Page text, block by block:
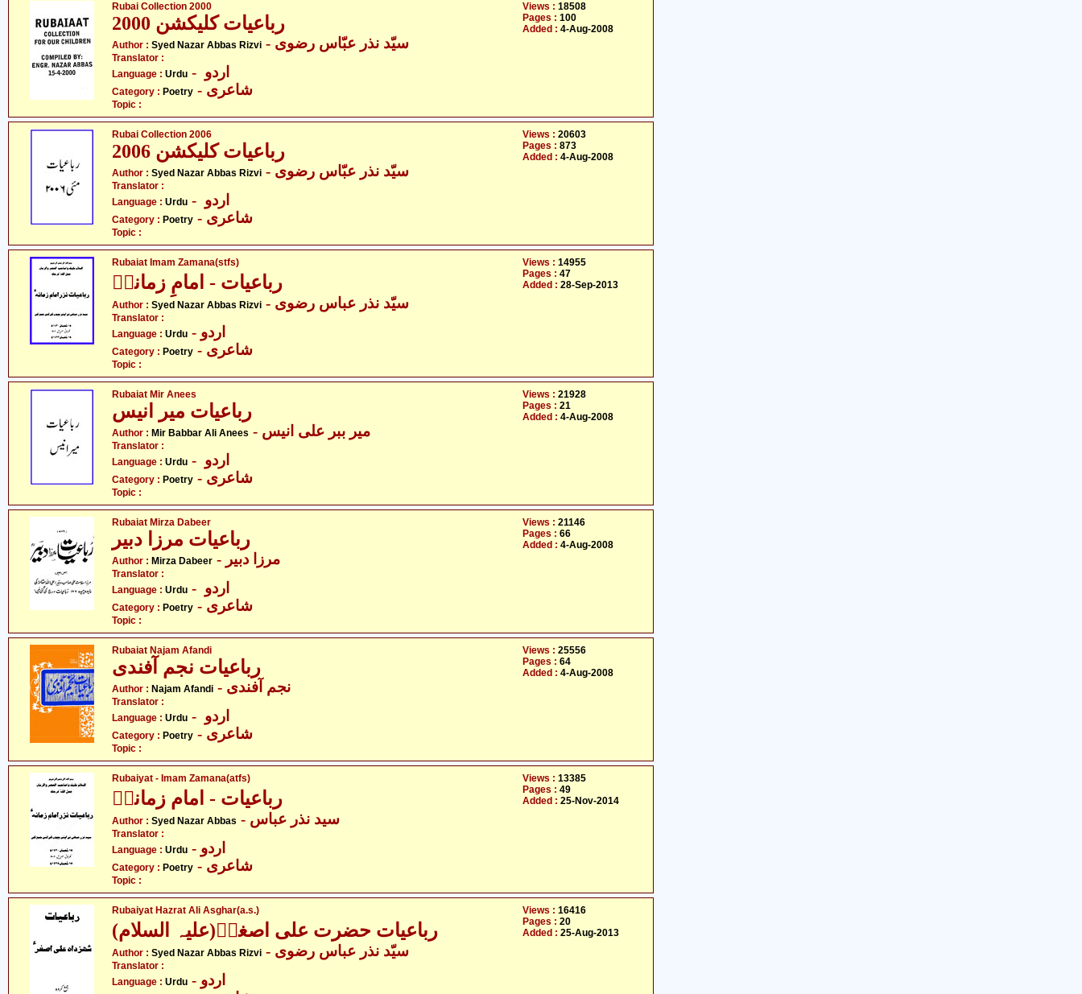
Rubai Collection 2000
رباعیات کلیکشن 2000
Author : Syed Nazar Abbas Rizvi - سیّد نذر عبّاس رضوی
Translator :
Language : Urdu
Category : Poetry - شاعری
Topic :
Views : 18508
Pages : 100
Added : 4-Aug-2008
Rubai Collection 2006
رباعیات کلیکشن 2006
Author : Syed Nazar Abbas Rizvi - سیّد نذر عبّاس رضوی
Translator :
Language : Urdu
Category : Poetry - شاعری
Topic :
Views : 20603
Pages : 873
Added : 4-Aug-2008
Rubaiat Imam Zamana(stfs)
رباعیات - امامِ زمانہؑ
Author : Syed Nazar Abbas Rizvi - سیّد نذر عباس رضوی
Translator :
Language : Urdu - اردو
Category : Poetry - شاعری
Topic :
Views : 14955
Pages : 47
Added : 28-Sep-2013
Rubaiat Mir Anees
رباعیات میر انیس
Author : Mir Babbar Ali Anees - میر ببر علی انیس
Translator :
Language : Urdu
Category : Poetry - شاعری
Topic :
Views : 21928
Pages : 21
Added : 4-Aug-2008
Rubaiat Mirza Dabeer
رباعیات مرزا دبیر
Author : Mirza Dabeer - مرزا دبیر
Translator :
Language : Urdu
Category : Poetry - شاعری
Topic :
Views : 21146
Pages : 66
Added : 4-Aug-2008
Rubaiat Najam Afandi
رباعیات نجم آفندی
Author : Najam Afandi - نجم آفندی
Translator :
Language : Urdu
Category : Poetry - شاعری
Topic :
Views : 25556
Pages : 64
Added : 4-Aug-2008
Rubaiyat - Imam Zamana(atfs)
رباعیات - امام زمانہؑ
Author : Syed Nazar Abbas - سید نذر عباس
Translator :
Language : Urdu - اردو
Category : Poetry - شاعری
Topic :
Views : 13385
Pages : 49
Added : 25-Nov-2014
Rubaiyat Hazrat Ali Asghar(a.s.)
(رباعیات حضرت علی اصغرؑ(علیہ السلام
Author : Syed Nazar Abbas Rizvi - سیّد نذر عباس رضوی
Translator :
Language : Urdu
- اردو
Views : 16416
Pages : 20
Added : 25-Aug-2013